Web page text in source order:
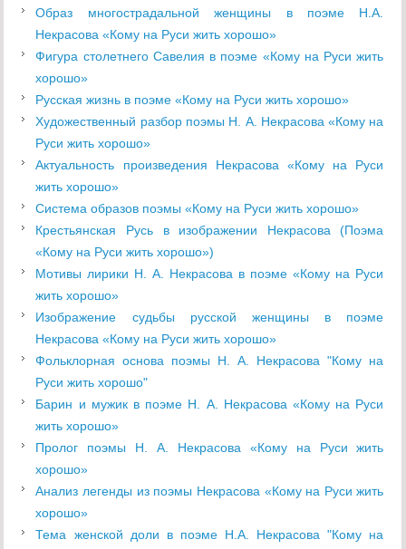
Образ многострадальной женщины в поэме Н.А.
Некрасова «Кому на Руси жить хорошо»
Фигура столетнего Савелия в поэме «Кому на Руси жить
хорошо»
Русская жизнь в поэме «Кому на Руси жить хорошо»
Художественный разбор поэмы Н. А. Некрасова «Кому на
Руси жить хорошо»
Актуальность произведения Некрасова «Кому на Руси
жить хорошо»
Система образов поэмы «Кому на Руси жить хорошо»
Крестьянская Русь в изображении Некрасова (Поэма
«Кому на Руси жить хорошо»)
Мотивы лирики Н. А. Некрасова в поэме «Кому на Руси
жить хорошо»
Изображение судьбы русской женщины в поэме
Некрасова «Кому на Руси жить хорошо»
Фольклорная основа поэмы Н. А. Некрасова "Кому на
Руси жить хорошо"
Барин и мужик в поэме Н. А. Некрасова «Кому на Руси
жить хорошо»
Пролог поэмы Н. А. Некрасова «Кому на Руси жить
хорошо»
Анализ легенды из поэмы Некрасова «Кому на Руси жить
хорошо»
Тема женской доли в поэме Н.А. Некрасова "Кому на